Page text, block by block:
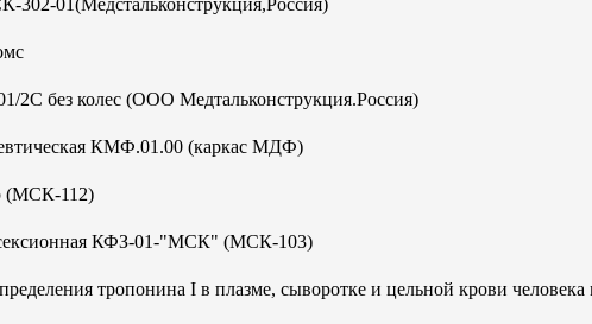
без колес (ООО Медтальконструкция.Россия)
КМФ.01.00 (каркас МДФ)
(МСК-112)
КФЗ-01-"МСК" (МСК-103)
тропонина I в плазме, сыворотке и цельной крови